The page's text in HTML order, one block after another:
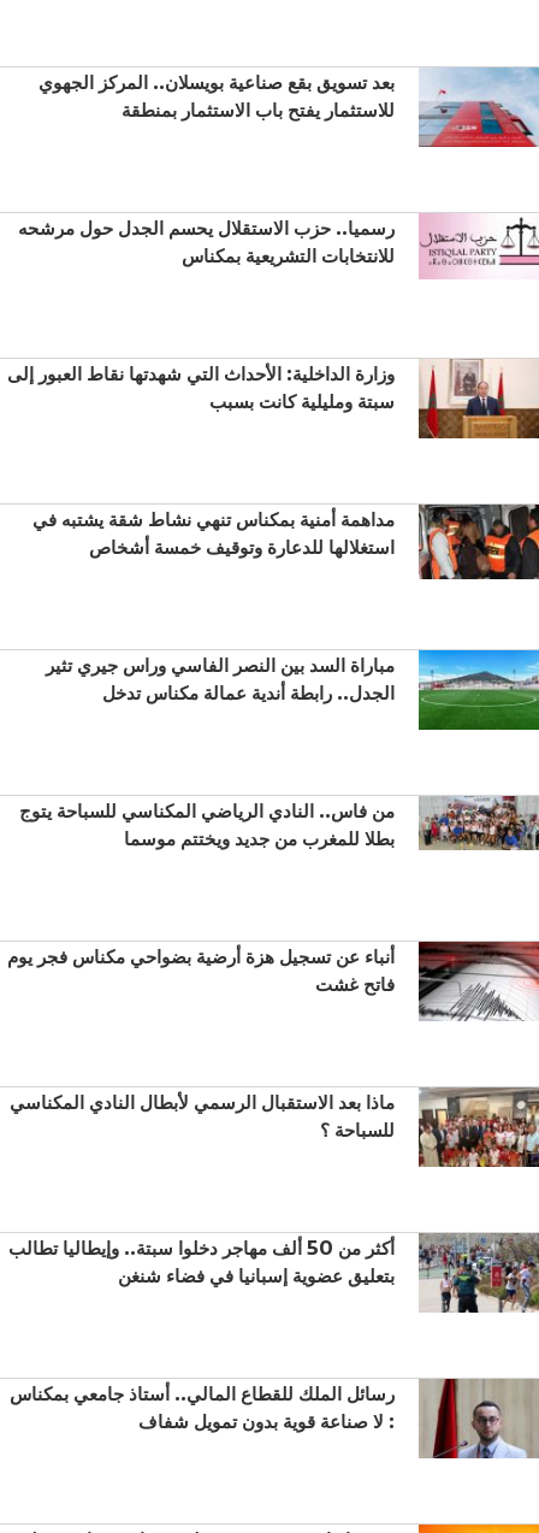
بعد تسويق بقع صناعية بويسلان.. المركز الجهوي
للاستثمار يفتح باب الاستثمار بمنطقة
رسميا.. حزب الاستقلال يحسم الجدل حول مرشحه
للانتخابات التشريعية بمكناس
وزارة الداخلية: الأحداث التي شهدتها نقاط العبور إلى
سبتة ومليلية كانت بسبب
مداهمة أمنية بمكناس تنهي نشاط شقة يشتبه في
استغلالها للدعارة وتوقيف خمسة أشخاص
مباراة السد بين النصر الفاسي وراس جيري تثير
الجدل.. رابطة أندية عمالة مكناس تدخل
من فاس.. النادي الرياضي المكناسي للسباحة يتوج
بطلا للمغرب من جديد ويختتم موسما
أنباء عن تسجيل هزة أرضية بضواحي مكناس فجر يوم
فاتح غشت
ماذا بعد الاستقبال الرسمي لأبطال النادي المكناسي
للسباحة ؟
أكثر من 50 ألف مهاجر دخلوا سبتة.. وإيطاليا تطالب
بتعليق عضوية إسبانيا في فضاء شنغن
رسائل الملك للقطاع المالي.. أستاذ جامعي بمكناس
: لا صناعة قوية بدون تمويل شفاف